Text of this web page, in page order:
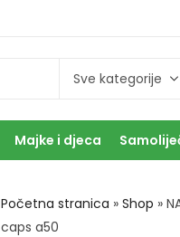
Majke i djeca
Početna stranica » Shop »
caps a50